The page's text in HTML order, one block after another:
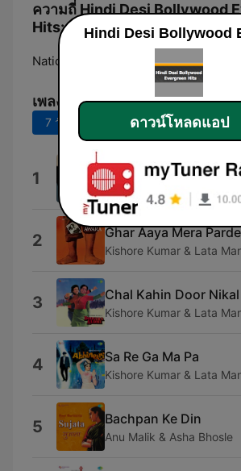
ความถี่ Hindi Desi Bollywood
Hits:
National Capital Region: Online
เพลงยอดนิยม
7 วันที่ผ่านมา 30 วันที่ผ่านมา
1 Is Rang Badalti
Asha Bhosle & Mohammed
2 Ghar Aaya Mera
Kishore Kumar & Lata
3 Chal Kahin Door
Kishore Kumar & Lata
4 Sa Re Ga Ma Pa
Kishore Kumar & Lata
5 Bachpan Ke Din
Anu Malik & Asha Bhosle
ดาวน์โหลดแอป